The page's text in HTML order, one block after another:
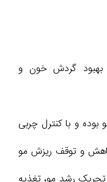
بهبود گردش خون و
و با کنترل چربی
و توقف ریزش مو